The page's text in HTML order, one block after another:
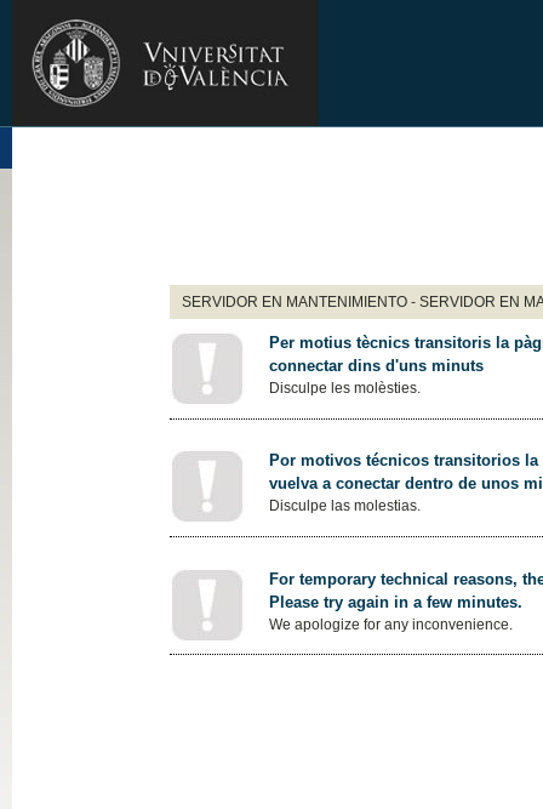
SERVIDOR EN MANTENIMIENTO - SERVIDOR EN
Per motius tècnics transitoris la
connectar dins d'uns minuts
Disculpe les molèsties.
Por motivos técnicos transitorios
vuelva a conectar dentro de unos
Disculpe las molestias.
For temporary technical reasons,
Please try again in a few minutes.
We apologize for any inconvenience.